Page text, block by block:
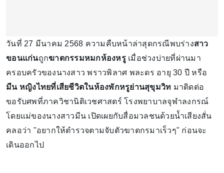
วันที่ 27 มีนาคม 2568 ความคืบหน้าล่าสุดกรณีพบร่างสาว
ขอนแก่นถูกฆาตกรรมหมกห้องหรูเมื่อช่วงบ่ายที่ผ่านมา
ครอบครัวของนางสาว พราวพิลาศ พละดร อายุ 30 ปี หรือ
มีน หญิงไทยที่เสียชีวิตในห้องพักหรูย่านสุขุมวิท มาติดต่อ
ขอรับศพที่ภาควิชานิติเวชศาสตร์ โรงพยาบาลจุฬาลงกรณ์
โดยแม่ของนางสาวมีน เปิดเผยกับสื่อมวลชนด้วยน้ำเสียงสั่น
คลอว่า "อยากให้ตำรวจตามจับตัวฆาตกรมาเร็วๆ" ก่อนจะ
เดินออกไป